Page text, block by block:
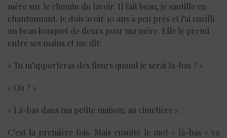
mère sur le chemin du lavoir. Il fait beau, je sautille en
chantonnant. Je dois avoir 10 ans à peu près et j’ai cueilli
un beau bouquet de fleurs pour ma mère. Elle le prend
entre ses mains et me dit:
« Tu m’apporteras des fleurs quand je serai là-bas ? »
« Où ? »
« Là-bas dans ma petite maison, au cimetière ».
C’est la première fois. Mais ensuite le mot « là-bas » va